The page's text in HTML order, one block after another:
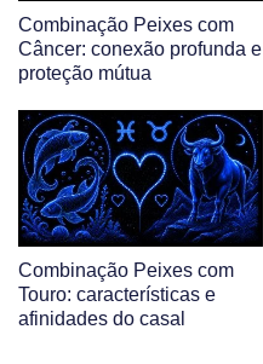
Combinação Peixes com
Câncer: conexão profunda e
proteção mútua
Combinação Peixes com
Touro: características e
afinidades do casal